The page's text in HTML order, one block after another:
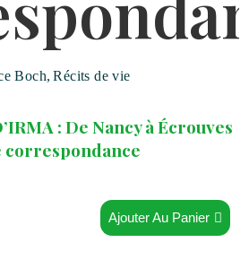
Boch, Récits de vie
: De Nancy à Écrouves
correspondance
Ajouter Au Panier